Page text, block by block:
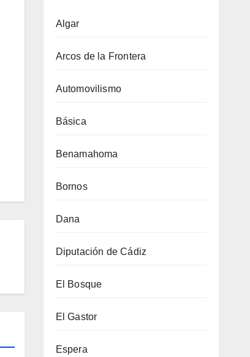
Algar
Arcos de la Frontera
Automovilismo
Básica
Benamahoma
Bornos
Dana
Diputación de Cádiz
El Bosque
El Gastor
Espera